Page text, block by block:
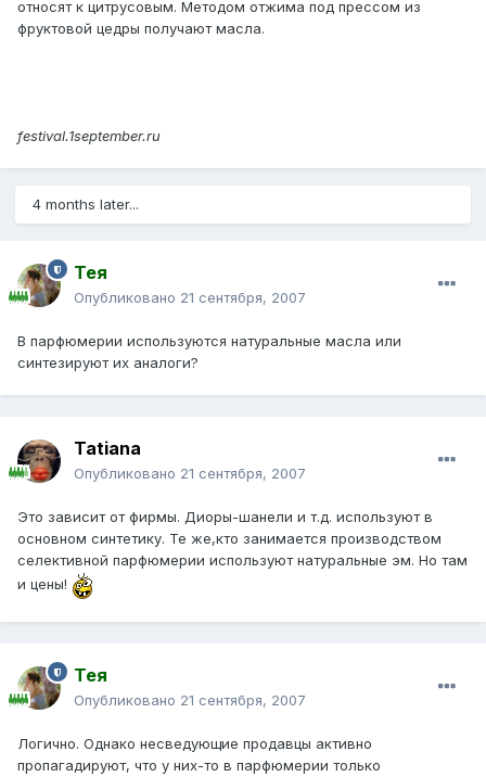
относят к цитрусовым. Методом отжима под прессом из
фруктовой цедры получают масла.
festival.1september.ru
4 months later...
Тея
Опубликовано 21 сентября, 2007
В парфюмерии используются натуральные масла или
синтезируют их аналоги?
Tatiana
Опубликовано 21 сентября, 2007
Это зависит от фирмы. Диоры-шанели и т.д. используют в
основном синтетику. Те же,кто занимается производством
селективной парфюмерии используют натуральные эм. Но там
и цены!
Тея
Опубликовано 21 сентября, 2007
Логично. Однако несведующие продавцы активно
пропагадируют, что у них-то в парфюмерии только